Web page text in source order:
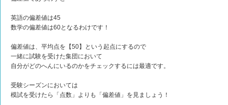
英語の偏差値は45
数学の偏差値は60となるわけです！
偏差値は、平均点を【50】という起点にするので
一緒に試験を受けた集団において
自分がどのへんにいるのかをチェックするには最適です。
受験シーズンにおいては
模試を受けたら「点数」よりも「偏差値」を見ましょう！